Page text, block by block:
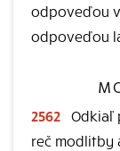
odpoveďou
odpoveďou
2562 Odkiaľ
reč modlitby